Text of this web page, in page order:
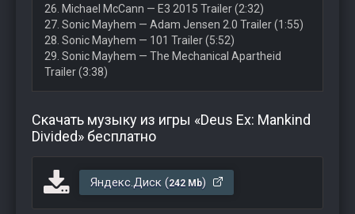
26. Michael McCann — E3 2015 Trailer (2:32)
27. Sonic Mayhem — Adam Jensen 2.0 Trailer (1:55)
28. Sonic Mayhem — 101 Trailer (5:52)
29. Sonic Mayhem — The Mechanical Apartheid
Trailer (3:38)
Скачать музыку из игры «Deus Ex: Mankind
Divided» бесплатно
Яндекс.Диск (242 Mb)